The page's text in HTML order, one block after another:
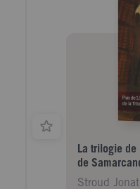
La trilogie de
de
Stroud